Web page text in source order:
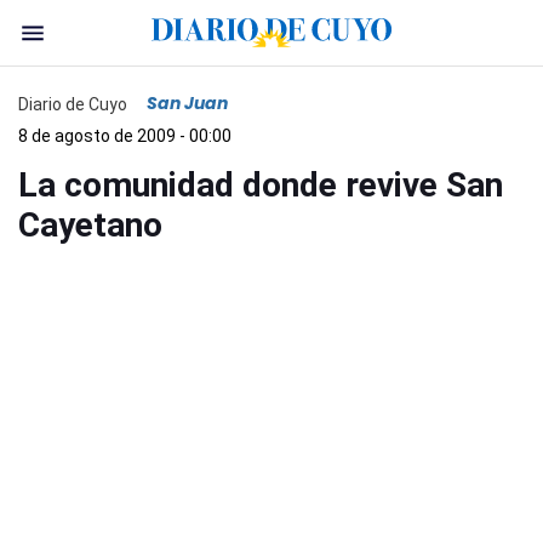
Diario de Cuyo San Juan
8 de agosto de 2009 - 00:00
La comunidad donde revive San
Cayetano